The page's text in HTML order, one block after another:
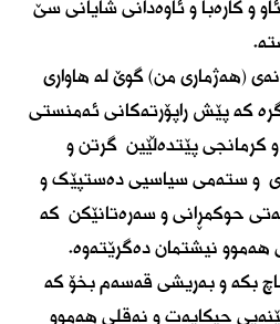
و کارەبا و ئاوەدانی شایانی سێ
(هەژماری من) گوێ لە هاواری
کە پێش راپۆرتەکانی ئەمنستی
کرمانجی پێتدەڵێین گرتن و
و ستەمی سیاسیی دەستپێک و
حوکمڕانی و سەرەتانێکن کە
نیشتمان دەگرێتەوە.
بکە و بەریشی قەسەم بخۆ کە